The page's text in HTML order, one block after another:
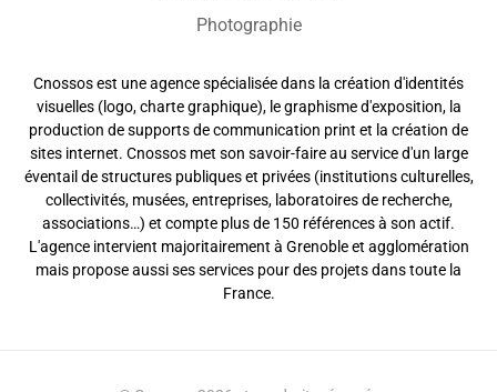
Photographie
Cnossos est une agence spécialisée dans la création d'identités
visuelles (logo, charte graphique), le graphisme d'exposition, la
production de supports de communication print et la création de
sites internet. Cnossos met son savoir-faire au service d'un large
éventail de structures publiques et privées (institutions culturelles,
collectivités, musées, entreprises, laboratoires de recherche,
associations…) et compte plus de 150 références à son actif.
L'agence intervient majoritairement à Grenoble et agglomération
mais propose aussi ses services pour des projets dans toute la
France.